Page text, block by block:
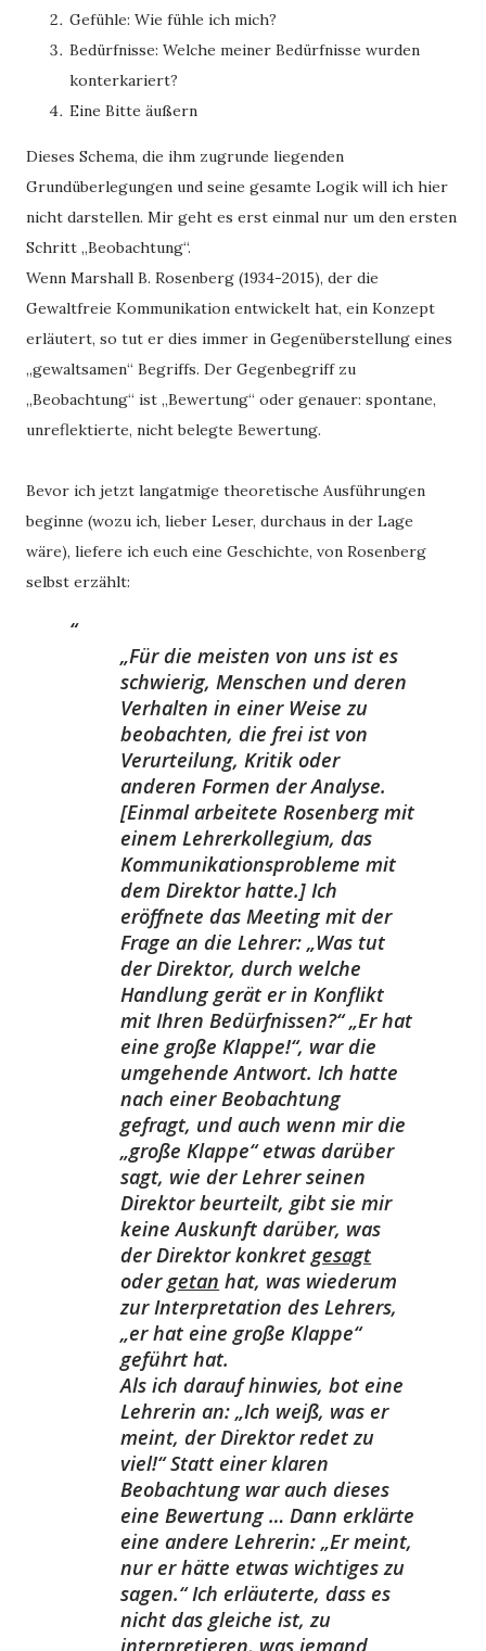
Gefühle: Wie fühle ich mich?
Bedürfnisse: Welche meiner Bedürfnisse wurden
konterkariert?
Eine Bitte äußern
Dieses Schema, die ihm zugrunde liegenden
Grundüberlegungen und seine gesamte Logik will ich hier
nicht darstellen. Mir geht es erst einmal nur um den ersten
Schritt „Beobachtung“.
Wenn Marshall B. Rosenberg (1934-2015), der die
Gewaltfreie Kommunikation entwickelt hat, ein Konzept
erläutert, so tut er dies immer in Gegenüberstellung eines
„gewaltsamen“ Begriffs. Der Gegenbegriff zu
„Beobachtung“ ist „Bewertung“ oder genauer: spontane,
unreflektierte, nicht belegte Bewertung.
Bevor ich jetzt langatmige theoretische Ausführungen
beginne (wozu ich, lieber Leser, durchaus in der Lage
wäre), liefere ich euch eine Geschichte, von Rosenberg
selbst erzählt:
„Für die meisten von uns ist es
schwierig, Menschen und deren
Verhalten in einer Weise zu
beobachten, die frei ist von
Verurteilung, Kritik oder
anderen Formen der Analyse.
[Einmal arbeitete Rosenberg mit
einem Lehrerkollegium, das
Kommunikationsprobleme mit
dem Direktor hatte.] Ich
eröffnete das Meeting mit der
Frage an die Lehrer: „Was tut
der Direktor, durch welche
Handlung gerät er in Konflikt
mit Ihren Bedürfnissen?“ „Er hat
eine große Klappe!“, war die
umgehende Antwort. Ich hatte
nach einer Beobachtung
gefragt, und auch wenn mir die
„große Klappe“ etwas darüber
sagt, wie der Lehrer seinen
Direktor beurteilt, gibt sie mir
keine Auskunft darüber, was
der Direktor konkret gesagt
oder getan hat, was wiederum
zur Interpretation des Lehrers,
„er hat eine große Klappe“
geführt hat.
Als ich darauf hinwies, bot eine
Lehrerin an: „Ich weiß, was er
meint, der Direktor redet zu
viel!“ Statt einer klaren
Beobachtung war auch dieses
eine Bewertung … Dann erklärte
eine andere Lehrerin: „Er meint,
nur er hätte etwas wichtiges zu
sagen.“ Ich erläuterte, dass es
nicht das gleiche ist, zu
interpretieren, was jemand